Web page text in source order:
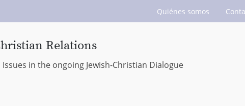
Quiénes somos
Relations
in the ongoing Jewish-Christian Dialogue